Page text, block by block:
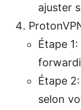
ajuster
Étape
Étape
selon